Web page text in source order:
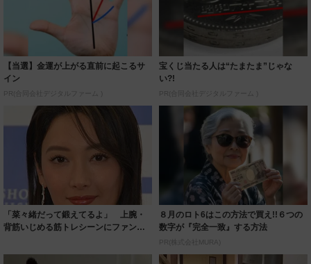
【当選】金運が上がる直前に起こるサ
イン
PR(合同会社デジタルファーム )
宝くじ当たる人は“たまたま”じゃな
い?!
PR(合同会社デジタルファーム )
「菜々緒だって鍛えてるよ」 上腕・
背筋いじめる筋トレシーンにファン歓
８月のロト6はこの方法で買え!!６つの
数字が『完全一致』する方法
PR(株式会社MURA)